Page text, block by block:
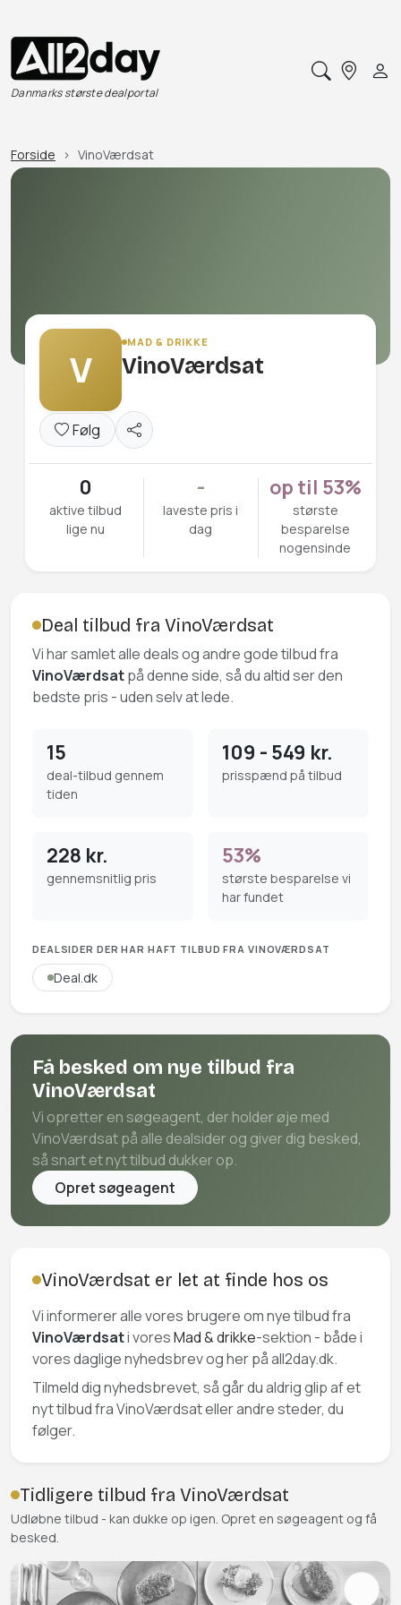
Danmarks største dealportal
Forside VinoVærdsat
V
MAD & DRIKKE
VinoVærdsat
Følg
0
aktive tilbud
lige nu
-
laveste pris i
dag
op til 53%
største
besparelse
nogensinde
Deal tilbud fra VinoVærdsat
Vi har samlet alle deals og andre gode tilbud fra
VinoVærdsatpå denne side, så du altid ser den
bedste pris - uden selv at lede.
15
deal-tilbud gennem
tiden
109 - 549 kr.
prisspænd på tilbud
228 kr.
gennemsnitlig pris
53%
største besparelse vi
har fundet
DEALSIDER DER HAR HAFT TILBUD FRA VINOVÆRDSAT
Deal.dk
Få besked om nye tilbud fra
VinoVærdsat
Vi opretter en søgeagent, der holder øje med
VinoVærdsat på alle dealsider og giver dig besked,
så snart et nyt tilbud dukker op.
Opret søgeagent
VinoVærdsat er let at finde hos os
Vi informerer alle vores brugere om nye tilbud fra
VinoVærdsati voresMad & drikke-sektion - både i
vores daglige nyhedsbrev og her på all2day.dk.
Tilmeld dig nyhedsbrevet, så går du aldrig glip af et
nyt tilbud fra VinoVærdsat eller andre steder, du
følger.
Tidligere tilbud fra VinoVærdsat
Udløbne tilbud - kan dukke op igen. Opret en søgeagent og få
besked.